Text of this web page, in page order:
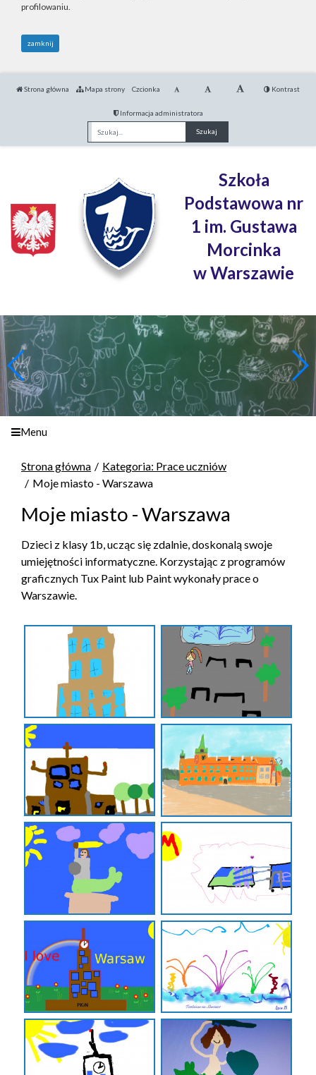
profilowaniu.
zamknij
Strona główna Mapa strony Czcionka Kontrast
Informacja administratora
Fraza
Szkoła
Podstawowa nr
1 im. Gustawa
Morcinka
w Warszawie
Menu
Strona główna
Kategoria: Prace uczniów
Moje miasto - Warszawa
Moje miasto - Warszawa
Dzieci z klasy 1b, ucząc się zdalnie, doskonalą swoje
umiejętności informatyczne. Korzystając z programów
graficznych Tux Paint lub Paint wykonały prace o
Warszawie.